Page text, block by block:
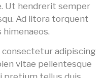
Ut hendrerit semper
Ad litora torquent
adipiscing
vitae pellentesque